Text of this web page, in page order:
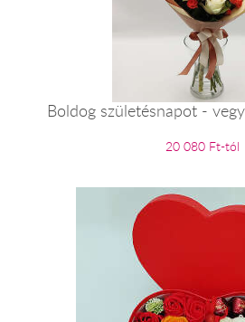
Boldog születésnapot -
20 080 Ft-tól